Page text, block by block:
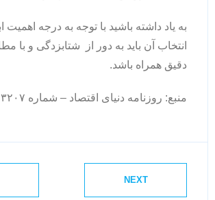
انتخاب آن باید به دور از شتابزدگی و با
دقیق همراه باشد.
منبع: روزنامه دنیای اقتصاد – شماره ۳۲۰۷
NEXT